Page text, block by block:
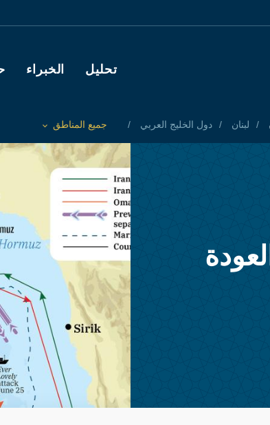
Main navigation
تحليل الخبراء
لبنان دول الخليج العربي
Toggle List of
جميع المناطق